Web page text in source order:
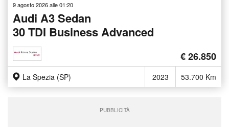
9 agosto 2026 alle 01:20
Audi A3 Sedan
30 TDI Business Advanced
€ 26.850
La Spezia (SP) 2023 53.700 Km
PUBBLICITÀ